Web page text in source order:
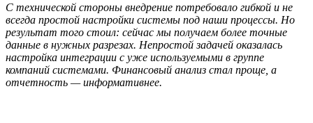
С технической стороны внедрение потребовало гибкой и не
всегда простой настройки системы под наши процессы. Но
результат того стоил: сейчас мы получаем более точные
данные в нужных разрезах. Непростой задачей оказалась
настройка интеграции с уже используемыми в группе
компаний системами. Финансовый анализ стал проще, а
отчетность — информативнее.